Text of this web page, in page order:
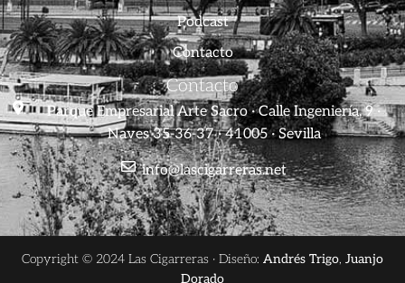
Podcast
Contacto
Contacto
Parque Empresarial Arte Sacro · Calle Ingeniería, 9 ·
Naves 35-36-37 · 41005 · Sevilla
info@lascigarreras.net
Copyright © 2024 Las Cigarreras · Diseño: Andrés Trigo, Juanjo
Dorado